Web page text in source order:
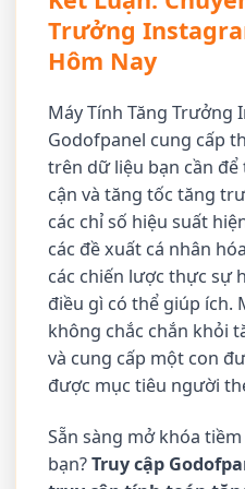
Trưởng
Hôm Nay
Máy Tính Tăng Trưởng
Godofpanel cung cấp
trên dữ liệu bạn cần
cận và tăng tốc tăng
các chỉ số hiệu suất
các đề xuất cá nhân
các chiến lược thực sự
điều gì có thể giúp ích.
không chắc chắn khỏi
và cung cấp một con
được mục tiêu người
Sẵn sàng mở khóa
bạn?Truy cập